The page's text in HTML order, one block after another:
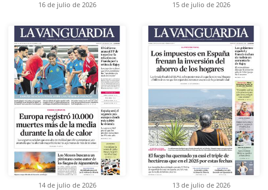
16 de julio de 2026 15 de julio de 2026
14 de julio de 2026 13 de julio de 2026